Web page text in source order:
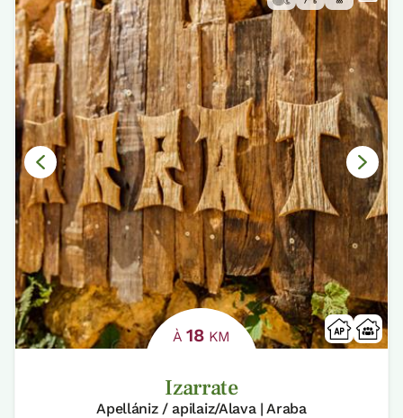
À18KM
Izarrate
Apellániz / apilaiz/Alava | Araba